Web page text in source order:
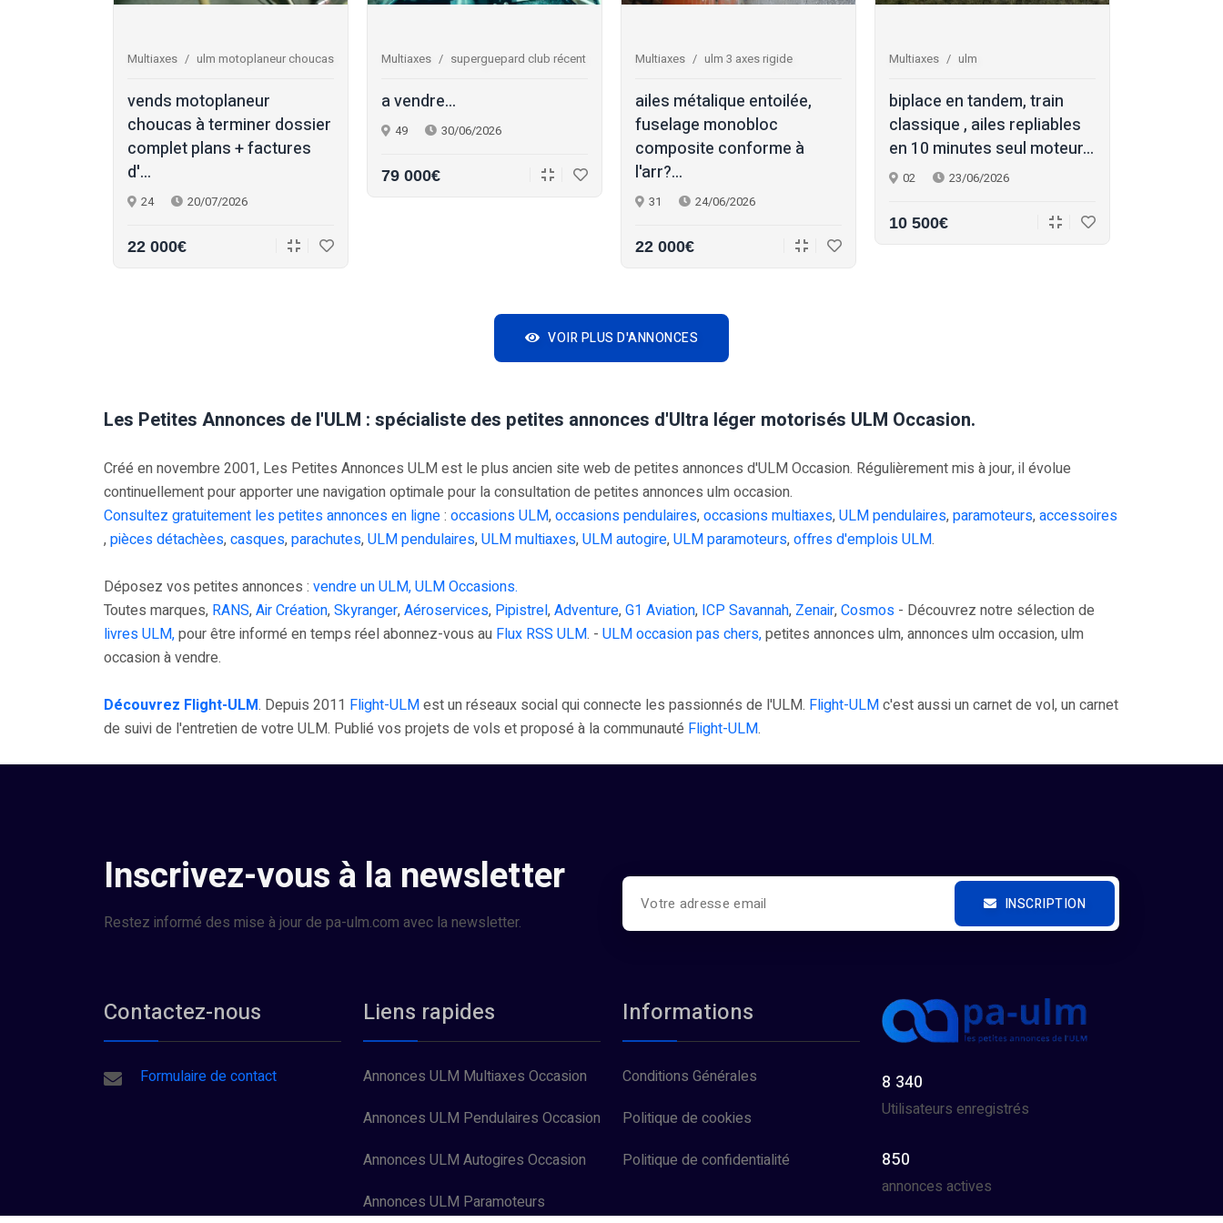
Multiaxes ulm motoplaneur choucas
vends motoplaneur
choucas à terminer dossier
complet plans + factures
d'...
24 20/07/2026
22 000€
Multiaxes superguepard club récent
a vendre...
49 30/06/2026
79 000€
Multiaxes ulm 3 axes rigide
ailes métalique entoilée,
fuselage monobloc
composite conforme à
l'arr?...
31 24/06/2026
22 000€
Multiaxes ulm
biplace en tandem, train
classique , ailes repliables
en 10 minutes seul moteur...
02 23/06/2026
10 500€
VOIR PLUS D'ANNONCES
Les Petites Annonces de l'ULM : spécialiste des petites annonces d'Ultra léger motorisés ULM Occasion.
Créé en novembre 2001, Les Petites Annonces ULM est le plus ancien site web de petites annonces d'ULM Occasion. Régulièrement mis à jour, il évolue
continuellement pour apporter une navigation optimale pour la consultation de petites annonces ulm occasion.
Consultez gratuitement les petites annonces en ligne: occasions ULM,occasions pendulaires,occasions multiaxes,ULM pendulaires,paramoteurs,accessoires
,pièces détachèes,casques,parachutes,ULM pendulaires,ULM multiaxes,ULM autogire,ULM paramoteurs,offres d'emplois ULM.
Déposez vos petites annonces : vendre un ULM, ULM Occasions.
Toutes marques, RANS,Air Création,Skyranger,Aéroservices, Pipistrel,Adventure,G1 Aviation, ICP Savannah, Zenair,Cosmos - Découvrez notre sélection de
livres ULM,pour être informé en temps réel abonnez-vous au Flux RSS ULM. - ULM occasion pas chers,petites annonces ulm, annonces ulm occasion, ulm
occasion à vendre.
Découvrez Flight-ULM. Depuis 2011 Flight-ULMest un réseaux social qui connecte les passionnés de l'ULM. Flight-ULMc'est aussi un carnet de vol, un carnet
de suivi de l'entretien de votre ULM. Publié vos projets de vols et proposé à la communauté Flight-ULM.
Inscrivez-vous à la newsletter
Restez informé des mise à jour de pa-ulm.com avec la newsletter.
INSCRIPTION
Contactez-nous
Formulaire de contact
Liens rapides
Annonces ULM Multiaxes Occasion
Annonces ULM Pendulaires Occasion
Annonces ULM Autogires Occasion
Annonces ULM Paramoteurs
Informations
Conditions Générales
Politique de cookies
Politique de confidentialité
8 340
Utilisateurs enregistrés
850
annonces actives